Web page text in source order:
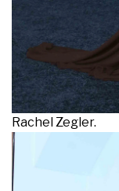
Rachel Zegler.